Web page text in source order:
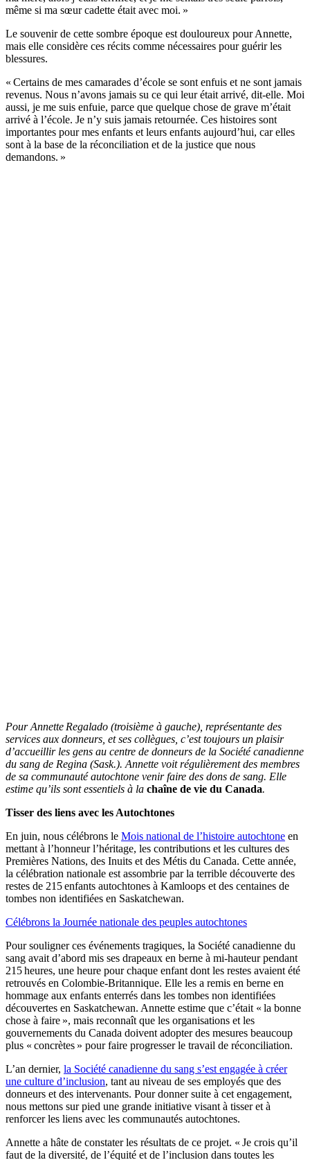
même si ma sœur cadette était avec moi. »
Le souvenir de cette sombre époque est douloureux pour Annette,
mais elle considère ces récits comme nécessaires pour guérir les
blessures.
« Certains de mes camarades d’école se sont enfuis et ne sont jamais
revenus. Nous n’avons jamais su ce qui leur était arrivé, dit-elle. Moi
aussi, je me suis enfuie, parce que quelque chose de grave m’était
arrivé à l’école. Je n’y suis jamais retournée. Ces histoires sont
importantes pour mes enfants et leurs enfants aujourd’hui, car elles
sont à la base de la réconciliation et de la justice que nous
demandons. »
Pour Annette Regalado (troisième à gauche), représentante des
services aux donneurs, et ses collègues, c’est toujours un plaisir
d’accueillir les gens au centre de donneurs de la Société canadienne
du sang de Regina (Sask.). Annette voit régulièrement des membres
de sa communauté autochtone venir faire des dons de sang. Elle
estime qu’ils sont essentiels à la chaîne de vie du Canada.
Tisser des liens avec les Autochtones
En juin, nous célébrons le Mois national de l’histoire autochtone en
mettant à l’honneur l’héritage, les contributions et les cultures des
Premières Nations, des Inuits et des Métis du Canada. Cette année,
la célébration nationale est assombrie par la terrible découverte des
restes de 215 enfants autochtones à Kamloops et des centaines de
tombes non identifiées en Saskatchewan.
Célébrons la Journée nationale des peuples autochtones
Pour souligner ces événements tragiques, la Société canadienne du
sang avait d’abord mis ses drapeaux en berne à mi-hauteur pendant
215 heures, une heure pour chaque enfant dont les restes avaient été
retrouvés en Colombie-Britannique. Elle les a remis en berne en
hommage aux enfants enterrés dans les tombes non identifiées
découvertes en Saskatchewan. Annette estime que c’était « la bonne
chose à faire », mais reconnaît que les organisations et les
gouvernements du Canada doivent adopter des mesures beaucoup
plus « concrètes » pour faire progresser le travail de réconciliation.
L’an dernier, la Société canadienne du sang s’est engagée à créer
une culture d’inclusion, tant au niveau de ses employés que des
donneurs et des intervenants. Pour donner suite à cet engagement,
nous mettons sur pied une grande initiative visant à tisser et à
renforcer les liens avec les communautés autochtones.
Annette a hâte de constater les résultats de ce projet. « Je crois qu’il
faut de la diversité, de l’équité et de l’inclusion dans toutes les